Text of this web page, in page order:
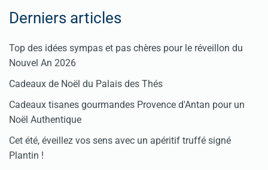
Derniers articles
Top des idées sympas et pas chères pour le réveillon du
Nouvel An 2026
Cadeaux de Noël du Palais des Thés
Cadeaux tisanes gourmandes Provence d'Antan pour un
Noël Authentique
Cet été, éveillez vos sens avec un apéritif truffé signé
Plantin !